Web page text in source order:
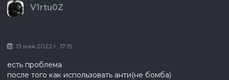
V1rtu0Z
13 мая 2022 г, 17:15
есть проблема
после того как использовать анти(не бомба)